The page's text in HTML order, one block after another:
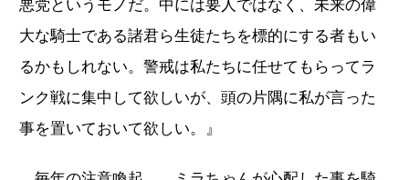
悪党というモノだ。中には要人ではなく、未来の偉
大な騎士である諸君ら生徒たちを標的にする者もい
るかもしれない。警戒は私たちに任せてもらってラ
ンク戦に集中して欲しいが、頭の片隅に私が言った
事を置いておいて欲しい。』